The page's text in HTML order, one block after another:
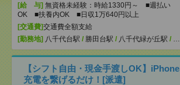
[給 与] 無資格未経験：時給1330円～ ■週払い
OK ■扶養内OK ■日収1万640円以上
[交通費]交通費全額支給
[勤務地] 八千代台駅 / 勝田台駅 / 八千代緑が丘駅 / …
【シフト自由・現金手渡しOK】
充電を繋げるだけ！[派遣]